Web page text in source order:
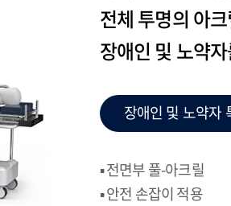
전체 투명의 아
장애인 및 노약
장애인 및 노약자
▪ 전면부 풀-아크릴
▪ 안전 손잡이 적용